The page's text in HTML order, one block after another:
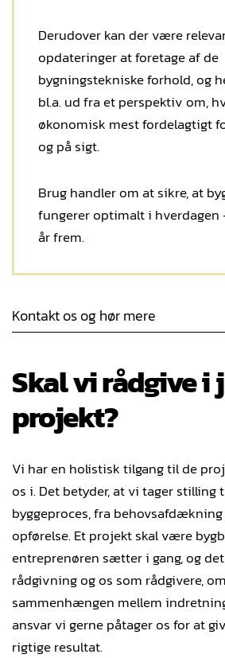
Derudover kan der være
opdateringer at foretage af de
bygningstekniske forhold, og
bl.a. ud fra et perspektiv om,
økonomisk mest fordelagtigt
og på sigt.
Brug handler om at sikre, at
fungerer optimalt i hverdagen
år frem.
Kontakt os og hør mere
Skal vi rådgive i
projekt?
Vi har en holistisk tilgang til de
os i. Det betyder, at vi tager stilling
byggeproces, fra
opførelse. Et projekt skal være
entreprenøren sætter i gang, og
rådgivning og os som rådgivere,
sammenhængen mellem
ansvar vi gerne påtager os for at
rigtige resultat.